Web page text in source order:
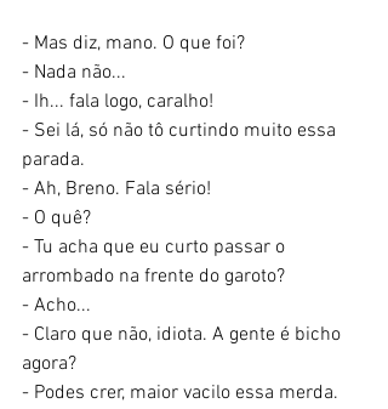
- Mas diz, mano. O que foi?
- Nada não...
- Ih... fala logo, caralho!
- Sei lá, só não tô curtindo muito essa
parada.
- Ah, Breno. Fala sério!
- O quê?
- Tu acha que eu curto passar o
arrombado na frente do garoto?
- Acho...
- Claro que não, idiota. A gente é bicho
agora?
- Podes crer, maior vacilo essa merda.